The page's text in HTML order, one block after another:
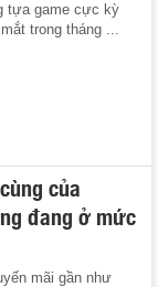
tựa game cực kỳ
trong tháng ...
của
đang ở mức
mãi gần như